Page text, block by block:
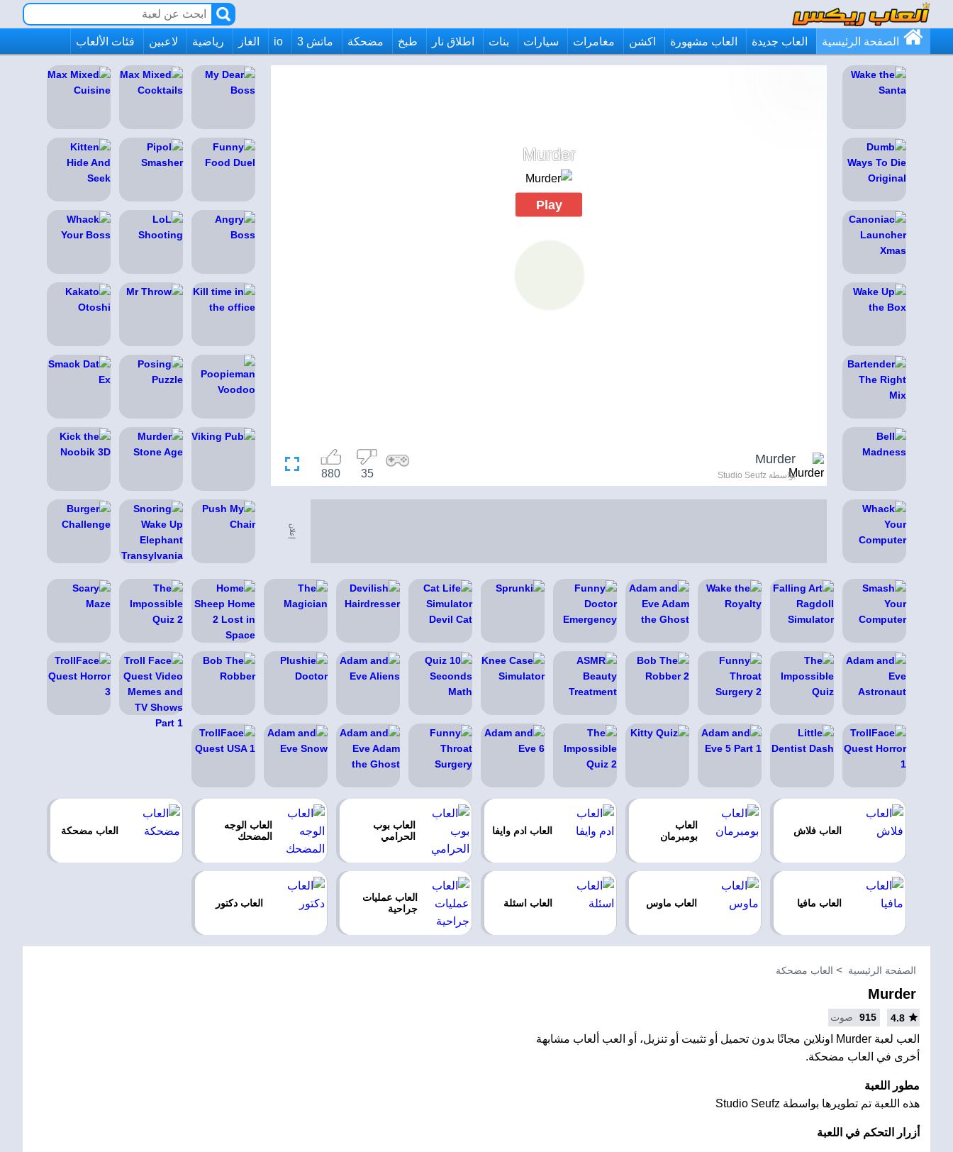
الصفحة الرئيسية العاب جديدة العاب مشهورة اكشن مغامرات سيارات بنات اطلاق نار طبخ مضحكة ماتش 3 io الغاز رياضية لاعبين فئات الألعاب
Murder
Play
Murder
بواسطة Studio Seufz 35
880
إعلان
العاب فلاش
العاب
بومبرمان
العاب ادم وايفا
العاب بوب
الحرامي
العاب الوجه
المضحك
العاب مضحكة
العاب مافيا العاب ماوس العاب اسئلة
العاب عمليات
جراحية
العاب دكتور
الصفحة الرئيسية العاب مضحكة
Murder
4.8
915 صوت
العب لعبة Murder اونلاين مجانًا بدون تحميل أو تثبيت أو تنزيل، أو العب ألعاب مشابهة
أخرى في العاب مضحكة.
مطور اللعبة
هذه اللعبة تم تطويرها بواسطة Studio Seufz
أزرار التحكم في اللعبة